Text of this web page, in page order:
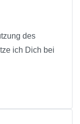
des
ich Dich bei